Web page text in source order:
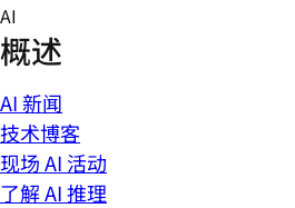
Skip
to
content
AI
概述
AI 新闻
技术博客
现场 AI 活动
了解 AI 推理